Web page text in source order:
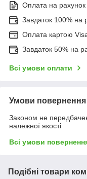
Оплата на рахунок
Завдаток 100% на
Оплата картою
Завдаток 50% на
Всі умови оплати
Умови повернення
Законом не
належної якості
Всі умови
Подібні товари